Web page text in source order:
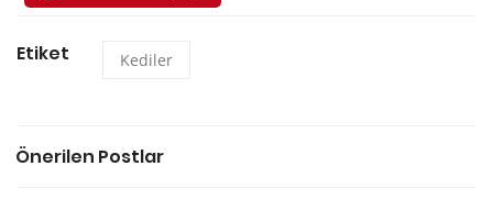
Etiket Kediler
Önerilen Postlar